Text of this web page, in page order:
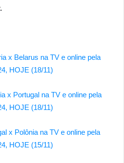
x Belarus na TV e online pela
HOJE (18/11)
x Portugal na TV e online pela
HOJE (18/11)
x Polônia na TV e online pela
HOJE (15/11)